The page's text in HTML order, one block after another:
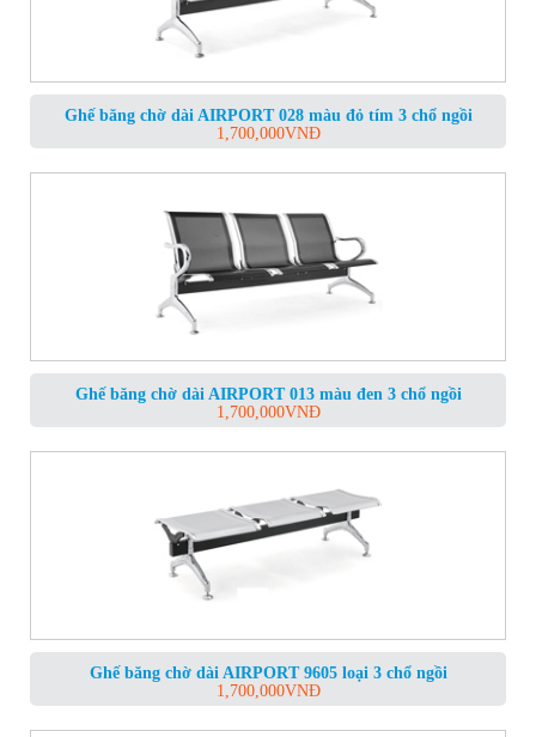
Ghế băng chờ dài AIRPORT 028 màu đỏ tím 3 chổ ngồi
1,700,000VNĐ
Ghế băng chờ dài AIRPORT 013 màu đen 3 chổ ngồi
1,700,000VNĐ
Ghế băng chờ dài AIRPORT 9605 loại 3 chổ ngồi
1,700,000VNĐ